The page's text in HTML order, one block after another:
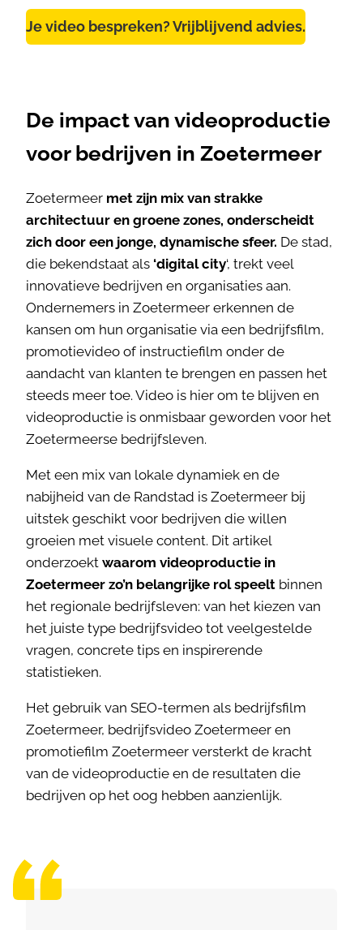
Je video bespreken? Vrijblijvend advies.
De impact van videoproductie
voor bedrijven in Zoetermeer
Zoetermeer met zijn mix van strakke
architectuur en groene zones, onderscheidt
zich door een jonge, dynamische sfeer. De stad,
die bekendstaat als ‘digital city‘, trekt veel
innovatieve bedrijven en organisaties aan.
Ondernemers in Zoetermeer erkennen de
kansen om hun organisatie via een bedrijfsfilm,
promotievideo of instructiefilm onder de
aandacht van klanten te brengen en passen het
steeds meer toe. Video is hier om te blijven en
videoproductie is onmisbaar geworden voor het
Zoetermeerse bedrijfsleven.
Met een mix van lokale dynamiek en de
nabijheid van de Randstad is Zoetermeer bij
uitstek geschikt voor bedrijven die willen
groeien met visuele content. Dit artikel
onderzoekt waarom videoproductie in
Zoetermeer zo’n belangrijke rol speelt binnen
het regionale bedrijfsleven: van het kiezen van
het juiste type bedrijfsvideo tot veelgestelde
vragen, concrete tips en inspirerende
statistieken.
Het gebruik van SEO-termen als bedrijfsfilm
Zoetermeer, bedrijfsvideo Zoetermeer en
promotiefilm Zoetermeer versterkt de kracht
van de videoproductie en de resultaten die
bedrijven op het oog hebben aanzienlijk.